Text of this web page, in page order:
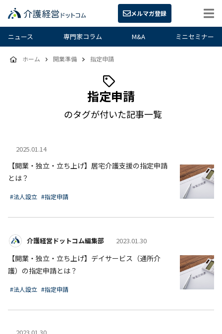
メルマガ登録
ニュース 専門家コラム M&A ミニセミナー
指定申請
のタグが付いた記事一覧
ホーム 開業準備 指定申請
2025.01.14
【開業・独立・立ち上げ】居宅介護支援の指定申請
とは？
#法人設立 #指定申請
介護経営ドットコム編集部 2023.01.30
【開業・独立・立ち上げ】デイサービス（通所介
護）の指定申請とは？
#法人設立 #指定申請